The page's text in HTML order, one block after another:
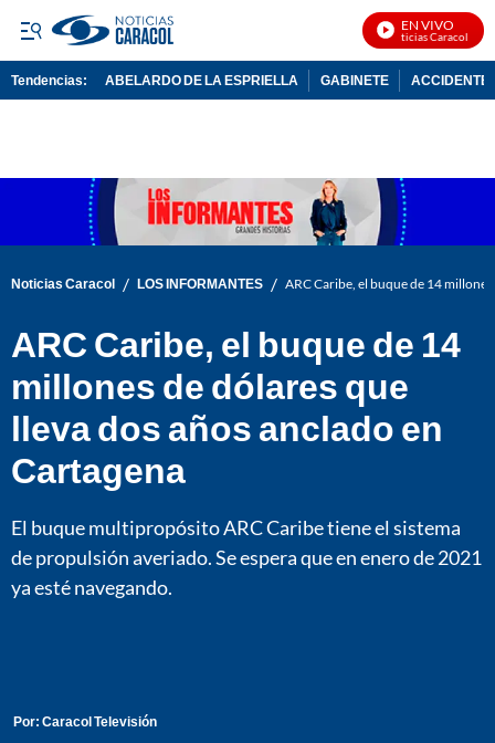
EN VIVO
Noticias Caracol En
Tendencias: ABELARDO DE LA ESPRIELLA GABINETE ACCIDENTE
Noticias Caracol / LOS INFORMANTES / ARC Caribe, el buque de 14
ARC Caribe, el buque de 14
millones de dólares que
lleva dos años anclado en
Cartagena
El buque multipropósito ARC Caribe tiene el sistema
de propulsión averiado. Se espera que en enero de 2021
ya esté navegando.
Por: Caracol Televisión